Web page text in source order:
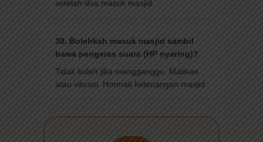
setelah doa masuk masjid.
30. Bolehkah masuk masjid sambil
bawa pengeras suara (HP nyaring)?
Tidak boleh jika mengganggu. Matikan
atau vibrasi. Hormati ketenangan masjid.